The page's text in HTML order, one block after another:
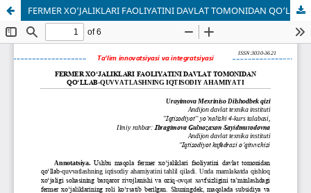
FERMER XO‘JALIKLARI FAOLIYATINI DAVLAT TOMONIDAN QO‘LLAB-QUVVATLASHNING IQTISODIY AHAMIYATI